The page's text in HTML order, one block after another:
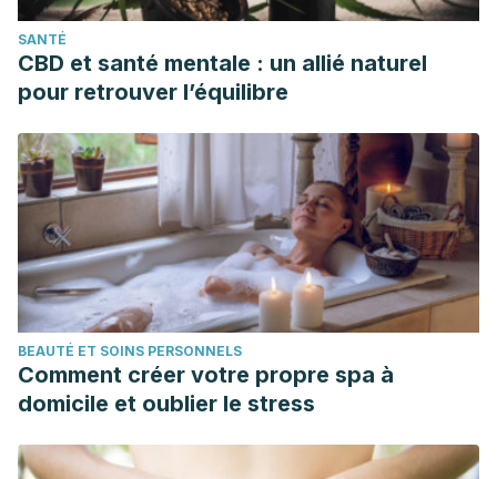
SANTÉ
CBD et santé mentale : un allié naturel
pour retrouver l’équilibre
BEAUTÉ ET SOINS PERSONNELS
Comment créer votre propre spa à
domicile et oublier le stress